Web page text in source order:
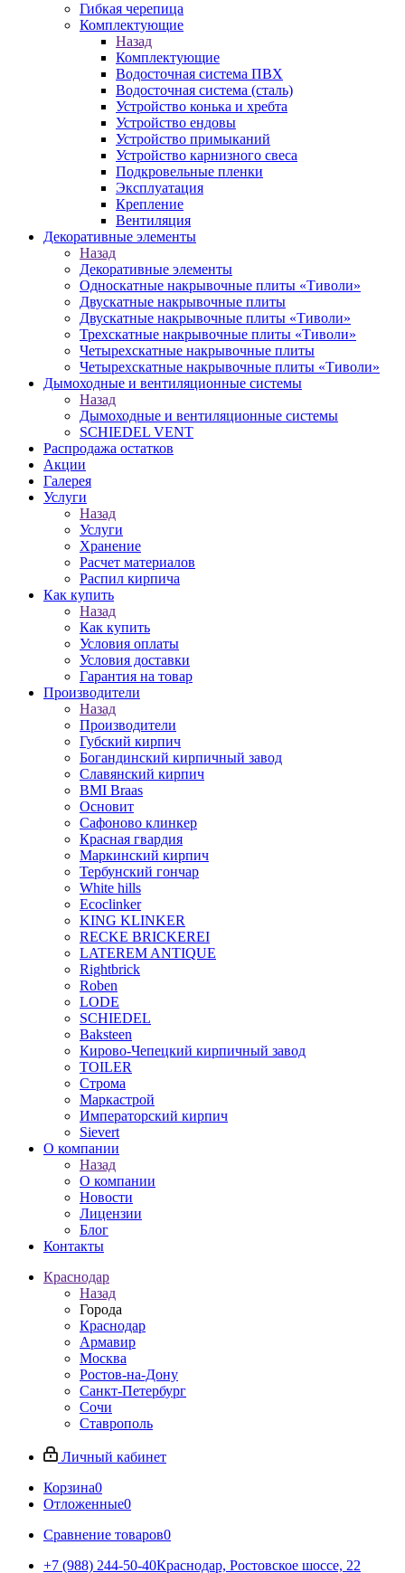
Гибкая черепица
Комплектующие
Назад
Комплектующие
Водосточная система ПВХ
Водосточная система (сталь)
Устройство конька и хребта
Устройство ендовы
Устройство примыканий
Устройство карнизного свеса
Подкровельные пленки
Эксплуатация
Крепление
Вентиляция
Декоративные элементы
Назад
Декоративные элементы
Односкатные накрывочные плиты «Тиволи»
Двускатные накрывочные плиты
Двускатные накрывочные плиты «Тиволи»
Трехскатные накрывочные плиты «Тиволи»
Четырехскатные накрывочные плиты
Четырехскатные накрывочные плиты «Тиволи»
Дымоходные и вентиляционные системы
Назад
Дымоходные и вентиляционные системы
SCHIEDEL VENT
Распродажа остатков
Акции
Галерея
Услуги
Назад
Услуги
Хранение
Расчет материалов
Распил кирпича
Как купить
Назад
Как купить
Условия оплаты
Условия доставки
Гарантия на товар
Производители
Назад
Производители
Губский кирпич
Богандинский кирпичный завод
Славянский кирпич
BMI Braas
Основит
Сафоново клинкер
Красная гвардия
Маркинский кирпич
Тербунский гончар
White hills
Ecoclinker
KING KLINKER
RECKE BRICKEREI
LATEREM ANTIQUE
Rightbrick
Roben
LODE
SCHIEDEL
Baksteen
Кирово-Чепецкий кирпичный завод
TOILER
Строма
Маркастрой
Императорский кирпич
Sievert
О компании
Назад
О компании
Новости
Лицензии
Блог
Контакты
Краснодар
Назад
Города
Краснодар
Армавир
Москва
Ростов-на-Дону
Санкт-Петербург
Сочи
Ставрополь
Личный кабинет
Корзина0
Отложенные0
Сравнение товаров0
+7 (988) 244-50-40Краснодар, Ростовское шоссе, 22